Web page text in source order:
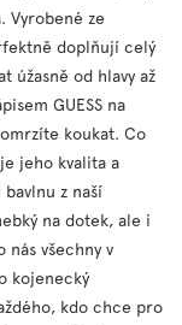
Vyrobené ze
doplňují celý
úžasně od hlavy až
GUESS na
koukat. Co
jeho kvalita a
z naší
na dotek, ale i
všechny v
kojenecký
kdo chce pro